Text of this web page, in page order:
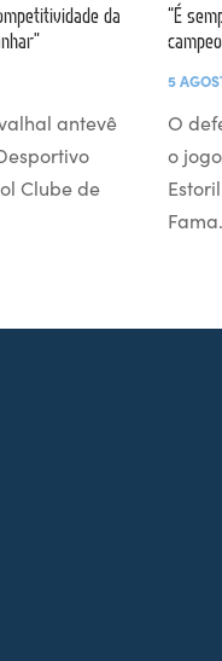
da
antevê
Clube de
“É
5
O
o